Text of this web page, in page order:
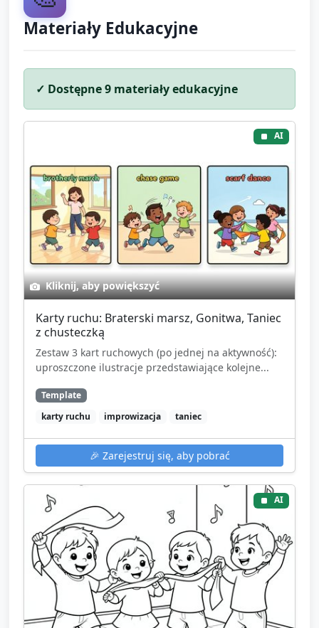
Materiały Edukacyjne
✓ Dostępne9 materiały edukacyjne
AI
Kliknij, aby powiększyć
Karty ruchu: Braterski marsz, Gonitwa, Taniec
z chusteczką
Zestaw 3 kart ruchowych (po jednej na aktywność):
uproszczone ilustracje przedstawiające kolejne...
Template
karty ruchu
improwizacja taniec
🎉 Zarejestruj się, aby pobrać
AI